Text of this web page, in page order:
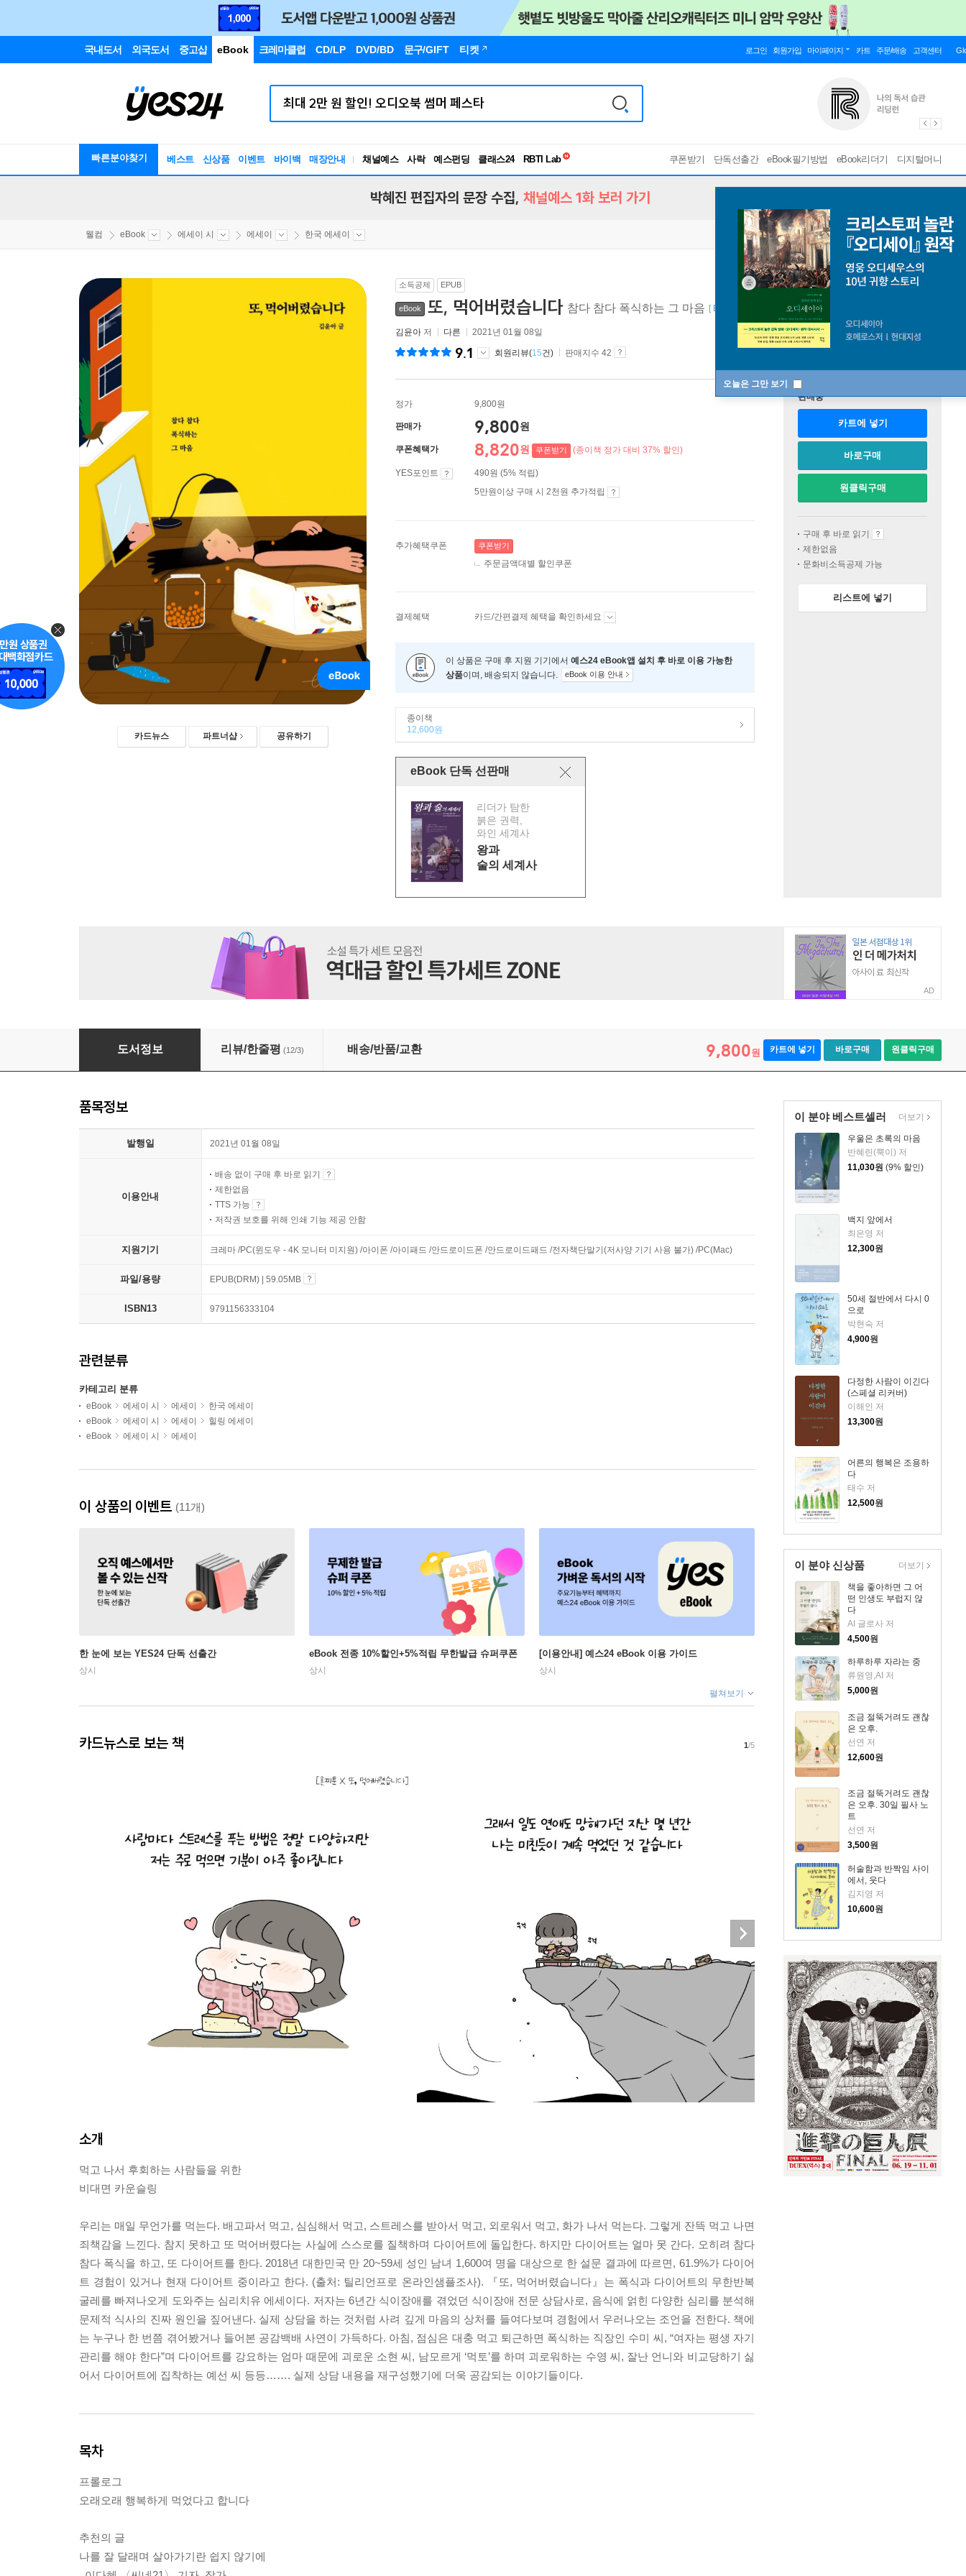
국내도서 외국도서 중고샵 eBook 크레마클럽 CD/LP DVD/BD 문구/GIFT 티켓 로그인 회원가입 마이페이지 카트 주문/배송 고객센터
빠른분야찾기 베스트 신상품 이벤트 바이백 매장안내 채널예스 사락 예스펀딩 클래스24
독서유형검사
쿠폰받기 단독선출간 eBook필기방법 eBook리더기 디지털머니
오늘은 그만 보기
박혜진 편집자의 문장 수집, 채널예스 1화 보러 가기
웰컴 eBook 에세이 시 에세이 한국 에세이
카드뉴스 파트너샵 공유하기
소득공제 EPUB
eBook 또, 먹어버렸습니다 참다 참다 폭식하는 그 마음 [ EPUB ]
김윤아 저 다른 2021년 01월 08일
9.1 회원리뷰(15건) 판매지수 42
정가 9,800원
판매가 9,800원
쿠폰혜택가 8,820원 쿠폰받기 (종이책 정가 대비 37% 할인)
YES포인트
490원 (5% 적립)
5만원이상 구매 시 2천원 추가적립
추가혜택쿠폰 쿠폰받기
주문금액대별 할인쿠폰
결제혜택 카드/간편결제 혜택을 확인하세요
이 상품은 구매 후 지원 기기에서 예스24 eBook앱 설치 후 바로 이용 가능한
상품이며, 배송되지 않습니다. eBook 이용 안내
종이책
12,600원
eBook 단독 선판매
리더가 탐한
붉은 권력,
와인 세계사
왕과
술의 세계사
판매중
카트에 넣기
바로구매
원클릭구매
구매 후 바로 읽기
제한없음
문화비소득공제 가능
리스트에 넣기
AD
또, 먹어버렸습니다
도서정보 리뷰/한줄평 (12/3) 배송/반품/교환 9,800원 카트에 넣기 바로구매 원클릭구매
이 분야 베스트셀러
우울은 초록의 마음
반혜린(뿍이) 저
11,030원 (9% 할인)
백지 앞에서
최은영 저
12,300원
50세 절반에서 다시 0
으로
박현숙 저
4,900원
다정한 사람이 이긴다
(스페셜 리커버)
이해인 저
13,300원
어른의 행복은 조용하
다
태수 저
12,500원
더보기
이 분야 신상품
책을 좋아하면 그 어
떤 인생도 부럽지 않
다
AI 글로사 저
4,500원
하루하루 자라는 중
류원영,AI 저
5,000원
조금 절뚝거려도 괜찮
은 오후.
선연 저
12,600원
조금 절뚝거려도 괜찮
은 오후. 30일 필사 노
트
선연 저
3,500원
허술함과 반짝임 사이
에서, 웃다
김지영 저
10,600원
더보기
품목정보
발행일 2021년 01월 08일
이용안내
배송 없이 구매 후 바로 읽기
제한없음
TTS 가능
저작권 보호를 위해 인쇄 기능 제공 안함
지원기기 크레마 /PC(윈도우 - 4K 모니터 미지원) /아이폰 /아이패드 /안드로이드폰 /안드로이드패드 /전자책단말기(저사양 기기 사용 불가) /PC(Mac)
파일/용량 EPUB(DRM) | 59.05MB
ISBN13 9791156333104
관련분류
카테고리 분류
eBook 에세이 시 에세이
한국 에세이
eBook
에세이 시 에세이
힐링 에세이
eBook
에세이 시 에세이
이 상품의 이벤트 (11개)
한 눈에 보는 YES24 단독 선출간
상시
eBook 전종 10%할인+5%적립 무한발급 슈퍼쿠폰
상시
[이용안내] 예스24 eBook 이용 가이드
상시
펼쳐보기
카드뉴스로 보는 책 1/5
소개
먹고 나서 후회하는 사람들을 위한
비대면 카운슬링
우리는 매일 무언가를 먹는다. 배고파서 먹고, 심심해서 먹고, 스트레스를 받아서 먹고, 외로워서 먹고, 화가 나서 먹는다. 그렇게 잔뜩 먹고 나면
죄책감을 느낀다. 참지 못하고 또 먹어버렸다는 사실에 스스로를 질책하며 다이어트에 돌입한다. 하지만 다이어트는 얼마 못 간다. 오히려 참다
참다 폭식을 하고, 또 다이어트를 한다. 2018년 대한민국 만 20~59세 성인 남녀 1,600여 명을 대상으로 한 설문 결과에 따르면, 61.9%가 다이어
트 경험이 있거나 현재 다이어트 중이라고 한다. (출처: 틸리언프로 온라인샘플조사). 『또, 먹어버렸습니다』는 폭식과 다이어트의 무한반복
굴레를 빠져나오게 도와주는 심리치유 에세이다. 저자는 6년간 식이장애를 겪었던 식이장애 전문 상담사로, 음식에 얽힌 다양한 심리를 분석해
문제적 식사의 진짜 원인을 짚어낸다. 실제 상담을 하는 것처럼 사려 깊게 마음의 상처를 들여다보며 경험에서 우러나오는 조언을 전한다. 책에
는 누구나 한 번쯤 겪어봤거나 들어본 공감백배 사연이 가득하다. 아침, 점심은 대충 먹고 퇴근하면 폭식하는 직장인 수미 씨, “여자는 평생 자기
관리를 해야 한다”며 다이어트를 강요하는 엄마 때문에 괴로운 소현 씨, 남모르게 ‘먹토’를 하며 괴로워하는 수영 씨, 잘난 언니와 비교당하기 싫
어서 다이어트에 집착하는 예선 씨 등등……. 실제 상담 내용을 재구성했기에 더욱 공감되는 이야기들이다.
목차
프롤로그
오래오래 행복하게 먹었다고 합니다
추천의 글
나를 잘 달래며 살아가기란 쉽지 않기에